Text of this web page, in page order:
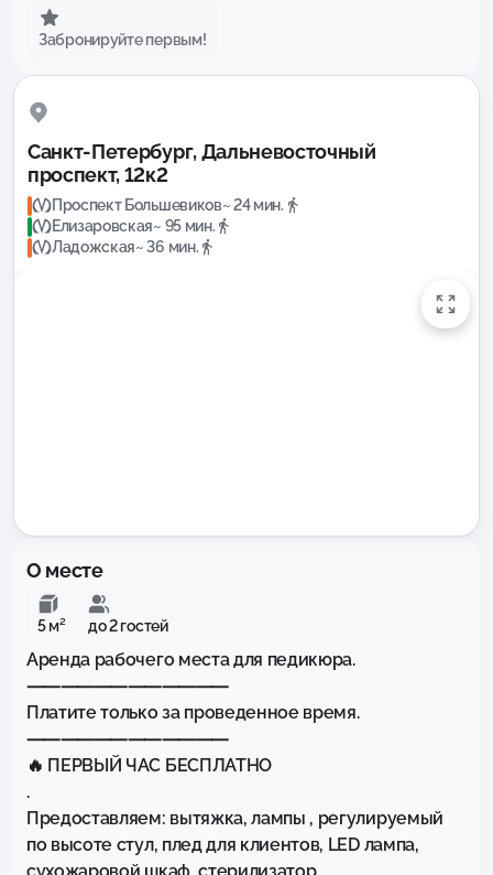
Забронируйте первым!
Санкт-Петербург, Дальневосточный
проспект, 12к2
Проспект Большевиков~ 24 мин.
Елизаровская~ 95 мин.
Ладожская~ 36 мин.
О месте
5 м² до 2 гостей
Аренда рабочего места для педикюра.
⸺⸺⸺⸺⸺⸺
Платите только за проведенное время.
⸺⸺⸺⸺⸺⸺
🔥 ПЕРВЫЙ ЧАС БЕСПЛАТНО
.
Предоставляем: вытяжка, лампы , регулируемый
по высоте стул, плед для клиентов, LED лампа,